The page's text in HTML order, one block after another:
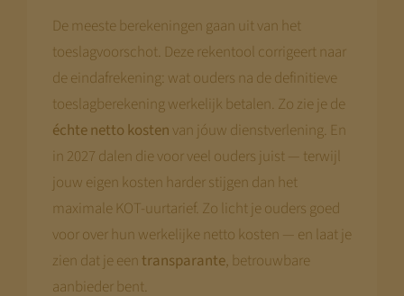
De meeste berekeningen gaan uit van het
toeslagvoorschot. Deze rekentool corrigeert naar
de eindafrekening: wat ouders na de definitieve
toeslagberekening werkelijk betalen. Zo zie je de
échte netto kostenvan jóuw dienstverlening. En
in 2027 dalen die voor veel ouders juist — terwijl
jouw eigen kosten harder stijgen dan het
maximale KOT-uurtarief. Zo licht je ouders goed
voor over hun werkelijke netto kosten — en laat je
zien dat je eentransparante, betrouwbare
aanbieder bent.